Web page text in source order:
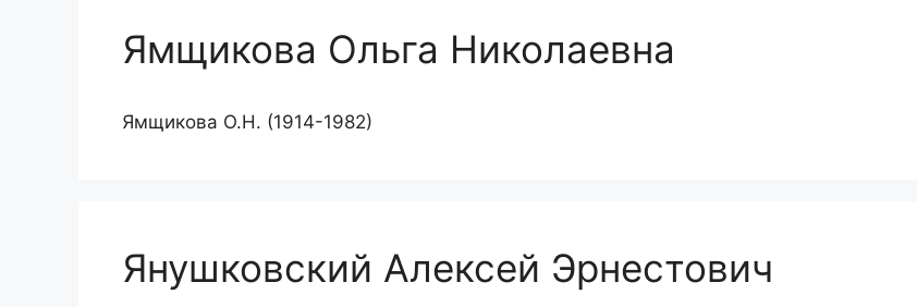
Ямщикова Ольга Николаевна
Ямщикова О.Н. (1914-1982)
Янушковский Алексей Эрнестович